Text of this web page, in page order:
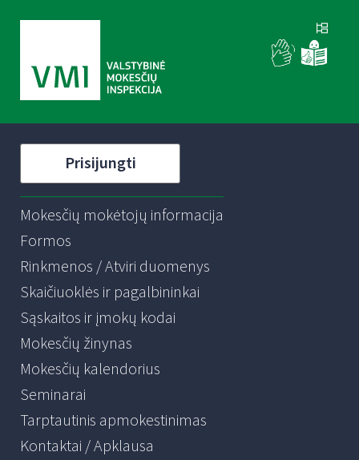
Prisijungti
Mokesčių mokėtojų informacija
Formos
Rinkmenos / Atviri duomenys
Skaičiuoklės ir pagalbininkai
Sąskaitos ir įmokų kodai
Mokesčių žinynas
Mokesčių kalendorius
Seminarai
Tarptautinis apmokestinimas
Kontaktai / Apklausa